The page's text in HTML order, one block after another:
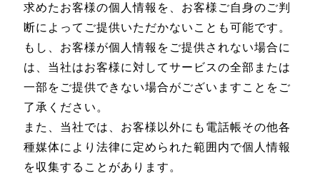
求めたお客様の個人情報を、お客様ご自身のご判
断によってご提供いただかないことも可能です。
もし、お客様が個人情報をご提供されない場合に
は、当社はお客様に対してサービスの全部または
一部をご提供できない場合がございますことをご
了承ください。
また、当社では、お客様以外にも電話帳その他各
種媒体により法律に定められた範囲内で個人情報
を収集することがあります。